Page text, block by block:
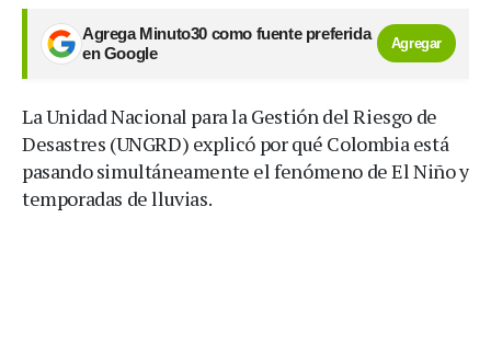
Agrega Minuto30 como fuente preferida
en Google
Agregar
La Unidad Nacional para la Gestión del Riesgo de
Desastres (UNGRD) explicó por qué Colombia está
pasando simultáneamente el fenómeno de El Niño y
temporadas de lluvias.